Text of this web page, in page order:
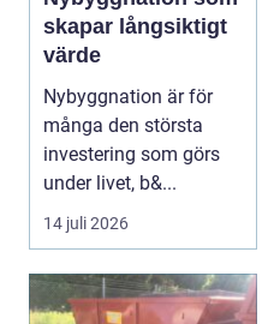
skapar långsiktigt
värde
Nybyggnation är för
många den största
investering som görs
under livet, b&...
14 juli 2026